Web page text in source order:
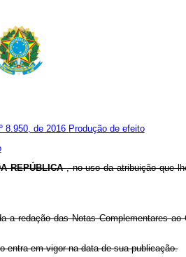
8.950, de 2016 Produção de efeito
REPÚBLICA, no uso da atribuição que
a redação das Notas Complementares
entra em vigor na data de sua publicação.